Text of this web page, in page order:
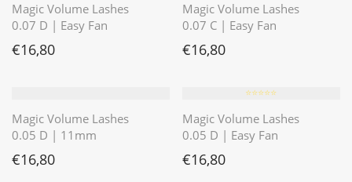
Magic Volume Lashes
0.07 D | Easy Fan
€16,80
Magic Volume Lashes
0.07 C | Easy Fan
€16,80
Magic Volume Lashes
0.05 D | 11mm
€16,80
⭐️⭐️⭐️⭐️⭐️
Magic Volume Lashes
0.05 D | Easy Fan
€16,80